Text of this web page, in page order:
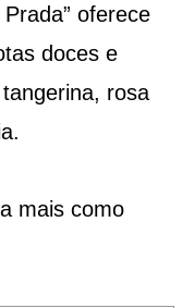
oferece
doces e
rosa
mais como